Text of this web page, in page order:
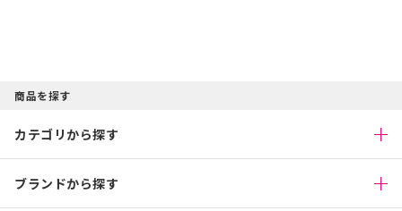
商品を探す
カテゴリから探す
ブランドから探す